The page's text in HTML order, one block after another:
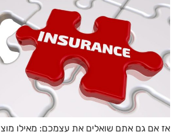
אז אם גם אתם שואלים את עצמכם: מאילו